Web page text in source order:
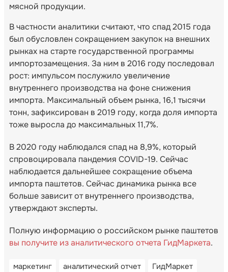
мясной продукции.
В частности аналитики считают, что спад 2015 года
был обусловлен сокращением закупок на внешних
рынках на старте государственной программы
импортозамещения. За ним в 2016 году последовал
рост: импульсом послужило увеличение
внутреннего производства на фоне снижения
импорта. Максимальный объем рынка, 16,1 тысячи
тонн, зафиксирован в 2019 году, когда доля импорта
тоже выросла до максимальных 11,7%.
В 2020 году наблюдался спад на 8,9%, который
спровоцировала пандемия COVID-19. Сейчас
наблюдается дальнейшее сокращение объема
импорта паштетов. Сейчас динамика рынка все
больше зависит от внутреннего производства,
утверждают эксперты.
Полную информацию о российском рынке паштетов
вы получите из аналитического отчета ГидМаркета.
маркетинг аналитический отчет
ГидМаркет